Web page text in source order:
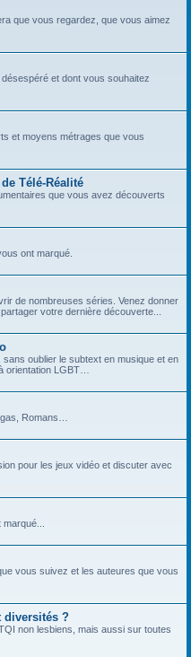
que vous regardez, que vous aimez
et dont vous souhaitez
et moyens métrages que vous
Télé-Réalité
que vous avez découverts
ont marqué.
de nombreuses séries. Venez donner
votre dernière découverte...
oublier le subtext en musique et en
orientation LGBT…
Romans…
pour les jeux vidéo et discuter avec
vous suivez et les auteures que vous
diversités ?
non lesbiens, mais aussi sur toutes